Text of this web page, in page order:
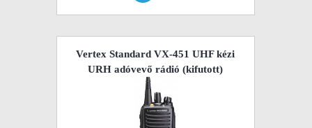
Vertex Standard VX-451 UHF kézi
URH adóvevő rádió (kifutott)